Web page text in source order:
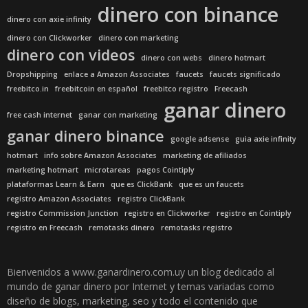
dinero con axie infinity dinero con binance
dinero con Clickworker dinero con marketing
dinero con videos dinero con webs
dinero hotmart
Dropshipping
enlace a Amazon Associates faucets
faucets significado
freebitco.in
freebitcoin en español freebitco registro Freecash
free cash internet ganar con marketing ganar dinero
ganar dinero binance google adsense
guia axie infinity
hotmart
info sobre Amazon Associates
marketing de afiliados
marketing hotmart
microtareas
pagos Cointiply
plataformas Learn & Earn
que es ClickBank
que es un faucets
registro Amazon Associates
registro ClickBank
registro Commission Junction
registro en Clickworker
registro en Cointiply
registro en Freecash
remotasks dinero remotasks registro
Bienvenidos a www.ganardinero.com.uy un blog dedicado al
mundo de ganar dinero por Internet y temas variadas como
diseño de blogs, marketing, seo y todo el contenido que